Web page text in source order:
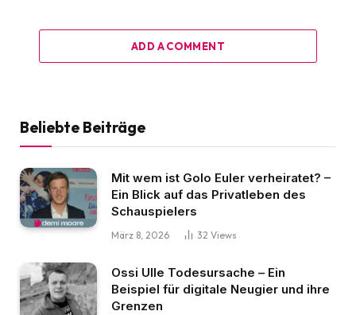
ADD A COMMENT
Beliebte Beiträge
Mit wem ist Golo Euler verheiratet? –
Ein Blick auf das Privatleben des
Schauspielers
März 8, 2026 32 Views
Ossi Ulle Todesursache – Ein
Beispiel für digitale Neugier und ihre
Grenzen